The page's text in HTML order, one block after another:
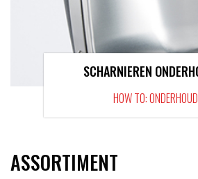
SCHARNIEREN
HOW TO: ONDERHOUD
ASSORTIMENT